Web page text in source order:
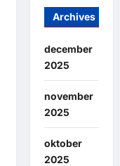
Archives
december
2025
november
2025
oktober
2025